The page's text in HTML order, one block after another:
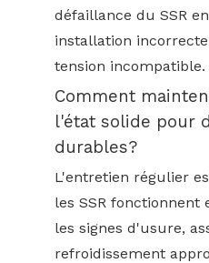
défaillance du SSR
installation
tension incompatible.
Comment
l'état solide pour
durables?
L'entretien régulier
les SSR fonctionnent
les signes d'usure,
refroidissement